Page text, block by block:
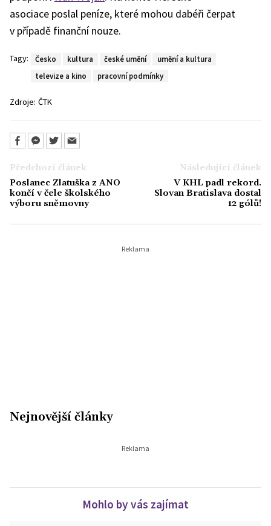
asociace poslal peníze, které mohou dabéři čerpat
v případě finanční nouze.
Tagy: Česko kultura české umění
umění a kultura
televize a kino
pracovní podmínky
Zdroje: ČTK
Předchozí článek
Poslanec Zlatuška z ANO
končí v čele školského
výboru sněmovny
Následující článek
V KHL padl rekord.
Slovan Bratislava dostal
12 gólů!
Nejnovější články
Mohlo by vás zajímat